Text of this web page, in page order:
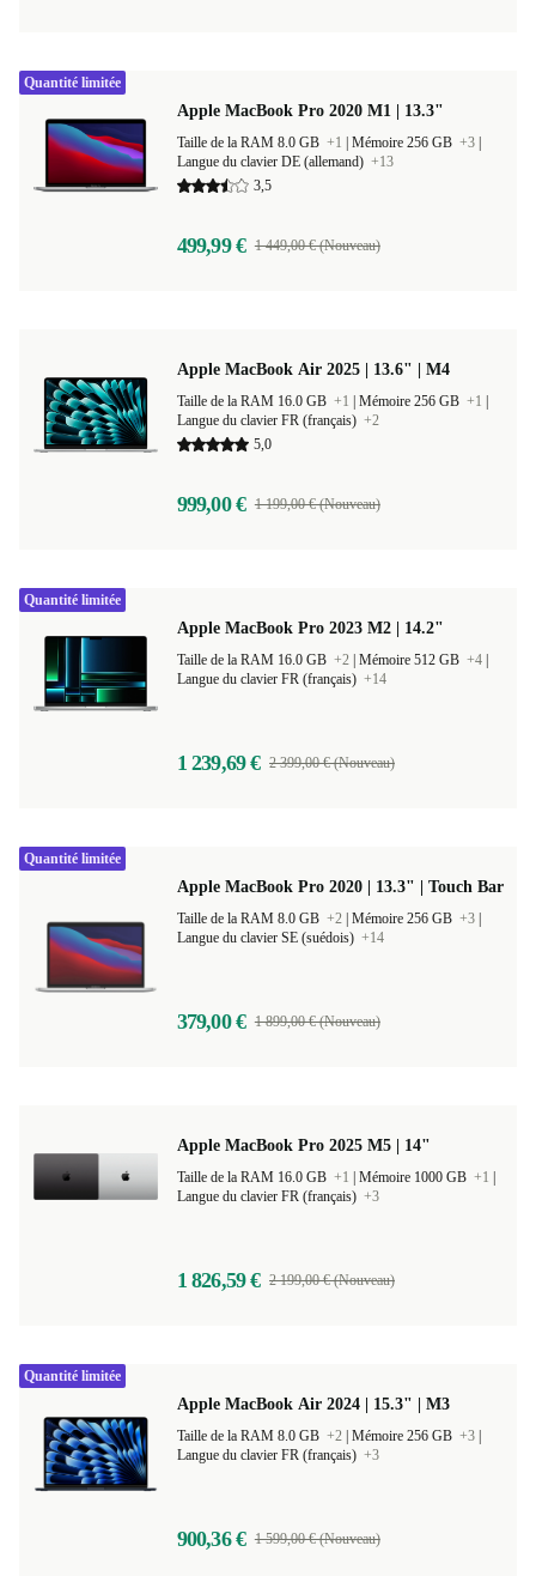
Apple MacBook Pro 2020 M1 | 13.3"
Taille de la RAM 8.0 GB +1 Mémoire 256 GB +3
Langue du clavier DE (allemand) +13
3,5
499,99 € 1 449,00 € (Nouveau)
Quantité limitée
Apple MacBook Air 2025 | 13.6" | M4
Taille de la RAM 16.0 GB +1 Mémoire 256 GB +1
Langue du clavier FR (français) +2
5,0
999,00 € 1 199,00 € (Nouveau)
Apple MacBook Pro 2023 M2 | 14.2"
Taille de la RAM 16.0 GB +2 Mémoire 512 GB +4
Langue du clavier FR (français) +14
1 239,69 € 2 399,00 € (Nouveau)
Quantité limitée
Apple MacBook Pro 2020 | 13.3" | Touch Bar
Taille de la RAM 8.0 GB +2 Mémoire 256 GB +3
Langue du clavier SE (suédois) +14
379,00 € 1 899,00 € (Nouveau)
Quantité limitée
Apple MacBook Pro 2025 M5 | 14"
Taille de la RAM 16.0 GB +1 Mémoire 1000 GB +1
Langue du clavier FR (français) +3
1 826,59 € 2 199,00 € (Nouveau)
Apple MacBook Air 2024 | 15.3" | M3
Taille de la RAM 8.0 GB +2 Mémoire 256 GB +3
Langue du clavier FR (français) +3
900,36 € 1 599,00 € (Nouveau)
Quantité limitée